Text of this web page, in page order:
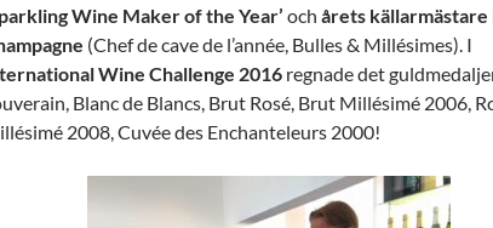
Wine Maker of the Year’ och årets källarmästare
(Chef de cave de l’année, Bulles & Millésimes). I
Wine Challenge 2016 regnade det
Blanc de Blancs, Brut Rosé, Brut Millésimé 2006,
2008, Cuvée des Enchanteleurs 2000!